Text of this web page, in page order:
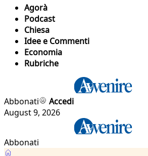
Agorà
Podcast
Chiesa
Idee e Commenti
Economia
Rubriche
Abbonati
Accedi
August 9, 2026
Abbonati